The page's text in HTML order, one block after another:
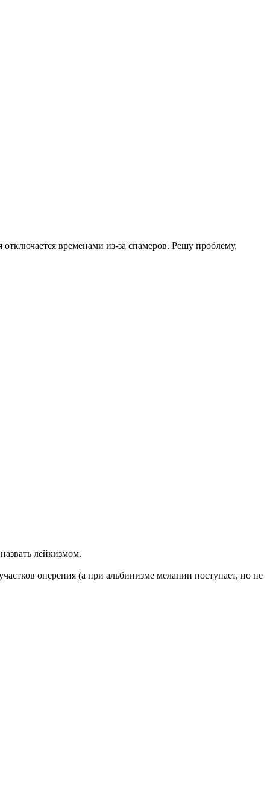
временами из-за спамеров. Решу проблему,
лейкизмом.
оперения (а при альбинизме меланин поступает, но не